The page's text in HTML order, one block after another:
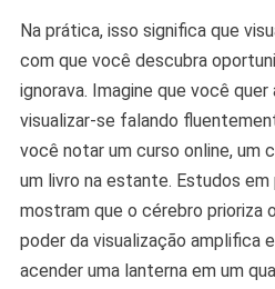
Na prática, isso significa que
com que você descubra
ignorava. Imagine que você quer
visualizar-se falando
você notar um curso online, um
um livro na estante. Estudos
mostram que o cérebro prioriza
poder da visualização amplifica
acender uma lanterna em um